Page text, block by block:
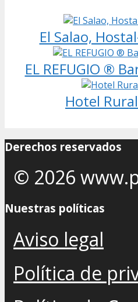
El Salao,
EL REFUGIO ®
Hotel
Derechos reservados
© 2026
Nuestras políticas
Aviso legal
Política de